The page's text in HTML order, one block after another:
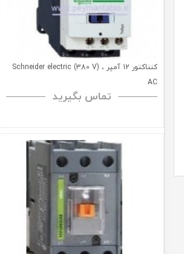
کنتاکتور 12 آمپر ، (Schneider electric (380 V
AC
تماس بگیرید